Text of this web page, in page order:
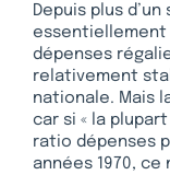
Depuis plus
essentiellement
dépenses
relativement
nationale. Mais
car si « la plupart
ratio dépenses
années 1970, ce